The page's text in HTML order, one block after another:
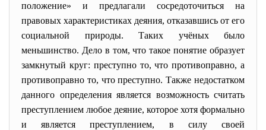
положение» и предлагали сосредоточиться на
правовых характеристиках деяния, отказавшись от его
социальной природы. Таких учёных было
меньшинство. Дело в том, что такое понятие образует
замкнутый круг: преступно то, что противоправно, а
противоправно то, что преступно. Также недостатком
данного определения является возможность считать
преступлением любое деяние, которое хотя формально
и является преступлением, в силу своей